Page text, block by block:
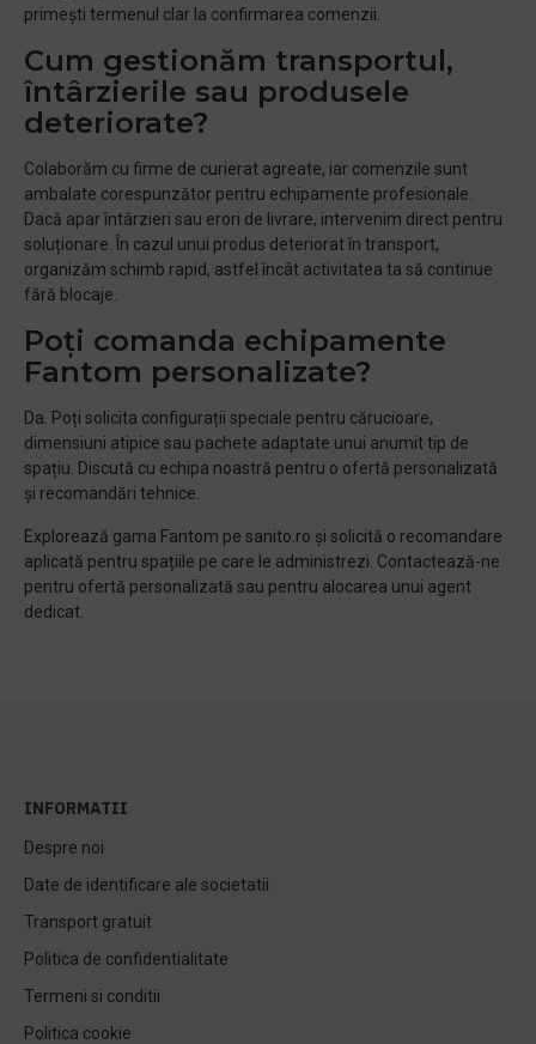
primești termenul clar la confirmarea comenzii.
Cum gestionăm transportul,
întârzierile sau produsele
deteriorate?
Colaborăm cu firme de curierat agreate, iar comenzile sunt
ambalate corespunzător pentru echipamente profesionale.
Dacă apar întârzieri sau erori de livrare, intervenim direct pentru
soluționare. În cazul unui produs deteriorat în transport,
organizăm schimb rapid, astfel încât activitatea ta să continue
fără blocaje.
Poți comanda echipamente
Fantom personalizate?
Da. Poți solicita configurații speciale pentru cărucioare,
dimensiuni atipice sau pachete adaptate unui anumit tip de
spațiu. Discută cu echipa noastră pentru o ofertă personalizată
și recomandări tehnice.
Explorează gama Fantom pe sanito.ro și solicită o recomandare
aplicată pentru spațiile pe care le administrezi. Contactează-ne
pentru ofertă personalizată sau pentru alocarea unui agent
dedicat.
INFORMATII
Despre noi
Date de identificare ale societatii
Transport gratuit
Politica de confidentialitate
Termeni si conditii
Politica cookie